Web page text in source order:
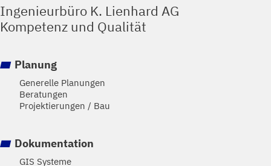
Ingenieurbüro K. Lienhard AG
Kompetenz und Qualität
Planung
Generelle Planungen
Beratungen
Projektierungen / Bau
Dokumentation
GIS Systeme